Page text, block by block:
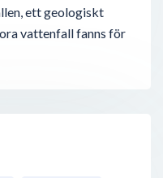
ett geologiskt
vattenfall fanns för